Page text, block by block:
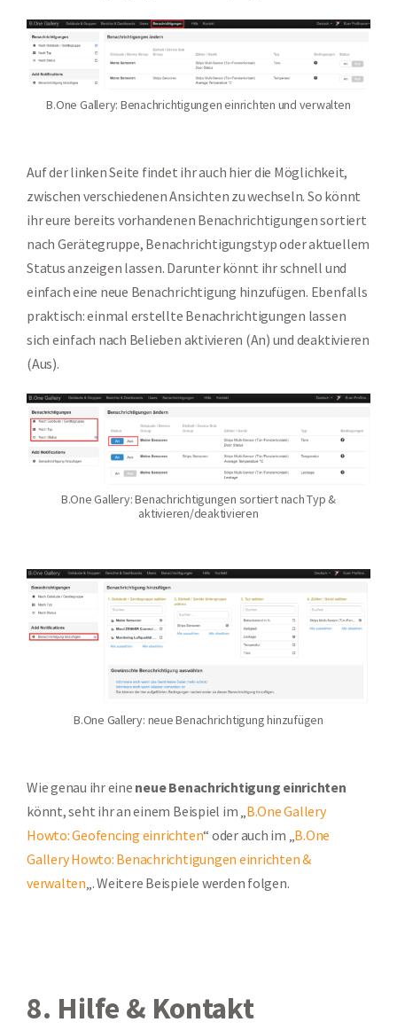
B.One Gallery: Benachrichtigungen einrichten und verwalten
Auf der linken Seite findet ihr auch hier die Möglichkeit,
zwischen verschiedenen Ansichten zu wechseln. So könnt
ihr eure bereits vorhandenen Benachrichtigungen sortiert
nach Gerätegruppe, Benachrichtigungstyp oder aktuellem
Status anzeigen lassen. Darunter könnt ihr schnell und
einfach eine neue Benachrichtigung hinzufügen. Ebenfalls
praktisch: einmal erstellte Benachrichtigungen lassen
sich einfach nach Belieben aktivieren (An) und deaktivieren
(Aus).
B.One Gallery: Benachrichtigungen sortiert nach Typ &
aktivieren/deaktivieren
B.One Gallery: neue Benachrichtigung hinzufügen
Wie genau ihr eine neue Benachrichtigung einrichten
könnt, seht ihr an einem Beispiel im „B.One Gallery
Howto: Geofencing einrichten“ oder auch im „B.One
Gallery Howto: Benachrichtigungen einrichten &
verwalten„. Weitere Beispiele werden folgen.
8. Hilfe & Kontakt